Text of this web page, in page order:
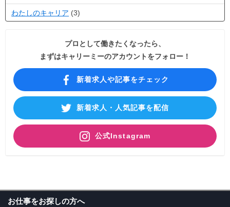
わたしのキャリア (3)
プロとして働きたくなったら、
まずはキャリーミーのアカウントをフォロー！
新着求人や記事をチェック
新着求人・人気記事を配信
公式Instagram
お仕事をお探しの方へ